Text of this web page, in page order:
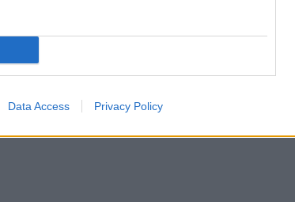
Data Access Privacy Policy